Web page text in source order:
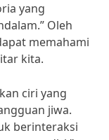
yang
Oleh
memahami
kita.
ciri yang
jiwa.
berinteraksi